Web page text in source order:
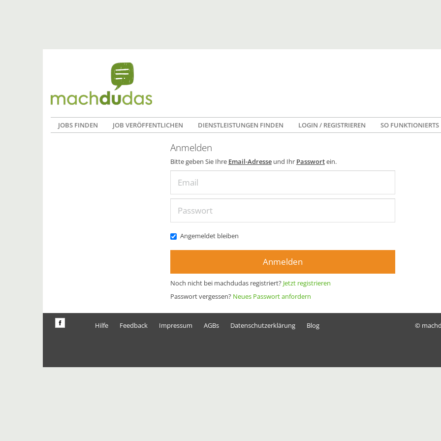
JOBS FINDEN JOB VERÖFFENTLICHEN DIENSTLEISTUNGEN FINDEN LOGIN / REGISTRIEREN SO FUNKTIONIERTS
Anmelden
Bitte geben Sie Ihre Email-Adresseund Ihr Passwortein.
Angemeldet bleiben
Anmelden
Noch nicht bei machdudas registriert? Jetzt registrieren
Passwort vergessen? Neues Passwort anfordern
Hilfe Feedback Impressum AGBs Datenschutzerklärung Blog ©